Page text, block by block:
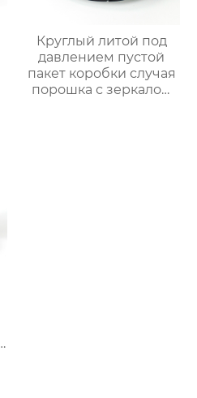
Круглый литой под
давлением пустой
пакет коробки случая
порошка с зеркалом